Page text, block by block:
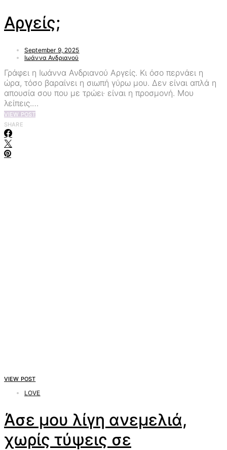
Αργείς;
September 9, 2025
Ιωάννα Ανδριανού
Γράφει η Ιωάννα Ανδριανού Αργείς. Κι όσο περνάει η
ώρα, τόσο βαραίνει η σιωπή γύρω μου. Δεν είναι απλά η
απουσία σου που με τρώει· είναι η προσμονή. Μου
λείπεις.…
VIEW POST
SHARE
VIEW POST
LOVE
Άσε μου λίγη ανεμελιά,
χωρίς τύψεις σε